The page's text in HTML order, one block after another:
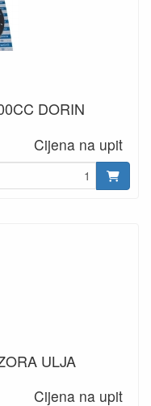
DORIN
Cijena na upit
ULJA
Cijena na upit